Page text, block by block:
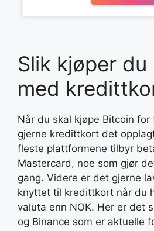
Slik kjøper du
med
Når du skal kjøpe Bitcoin for
gjerne kredittkort det
fleste plattformene tilbyr
Mastercard, noe som gjør
gang. Videre er det gjerne
knyttet til kredittkort når du
valuta enn NOK. Her er det
og Binance som er aktuelle